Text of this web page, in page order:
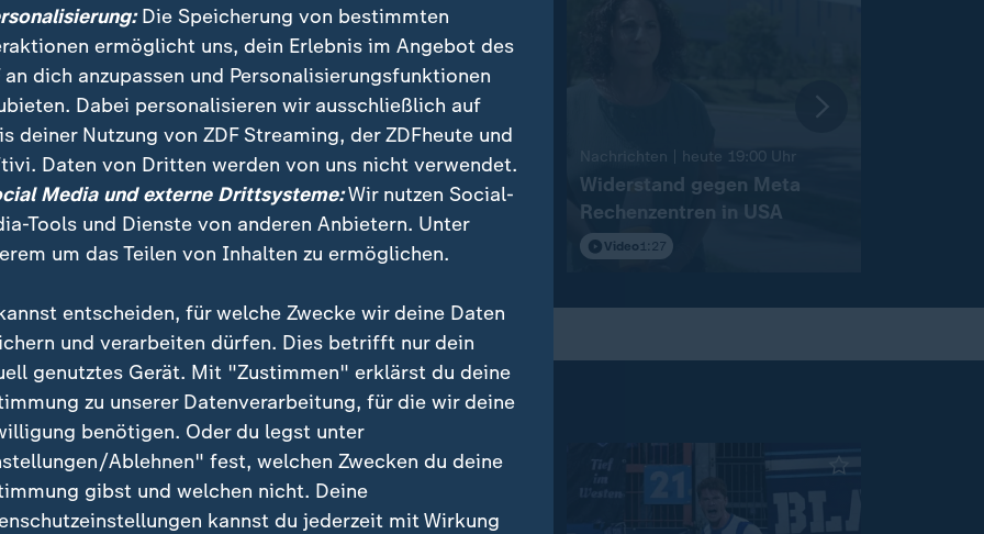
| heute 19:00 Uhr
statt Theater
Nachrichten | heute 19:00 Uhr
Welttag des Bieres: Branche
unter Druck
Nachrichten | heute 19:00 Uhr:
Widerstand gegen Meta
Rechenzentren in USA
Video 1:27
Die Speicherung von bestimmten
ermöglicht uns, dein Erlebnis im Angebot des
an dich anzupassen und Personalisierungsfunktionen
Dabei personalisieren wir ausschließlich auf
deiner Nutzung von ZDF Streaming, der ZDFheute und
Daten von Dritten werden von uns nicht verwendet.
Media und externe Drittsysteme:Wir nutzen Social-
Tools und Dienste von anderen Anbietern. Unter
um das Teilen von Inhalten zu ermöglichen.
entscheiden, für welche Zwecke wir deine Daten
und verarbeiten dürfen. Dies betrifft nur dein
genutztes Gerät. Mit "Zustimmen" erklärst du deine
zu unserer Datenverarbeitung, für die wir deine
benötigen. Oder du legst unter
Ablehnen" fest, welchen Zwecken du deine
gibst und welchen nicht. Deine
kannst du jederzeit mit Wirkung